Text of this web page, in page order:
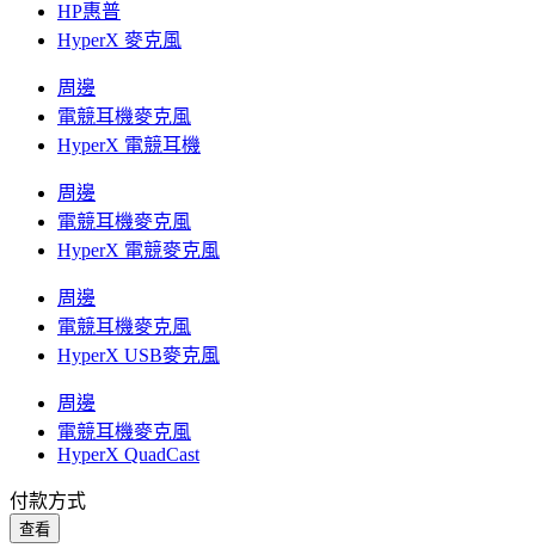
HP惠普
HyperX 麥克風
周邊
電競耳機麥克風
HyperX 電競耳機
周邊
電競耳機麥克風
HyperX 電競麥克風
周邊
電競耳機麥克風
HyperX USB麥克風
周邊
電競耳機麥克風
HyperX QuadCast
付款方式
查看